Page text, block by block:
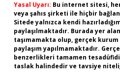
Yasal Uyarı: Bu internet sitesi,
veya şahıs şirketi ile hiçbir
Sitede yalnızca kendi
paylaşılmaktadır. Burada yer
taşımamakta olup, gerçek
paylaşım yapılmamaktadır.
benzerlikleri tamamen
taslak halindedir ve tavsiye